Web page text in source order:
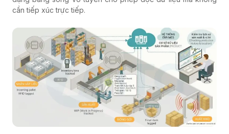
cần tiếp xúc trực tiếp.